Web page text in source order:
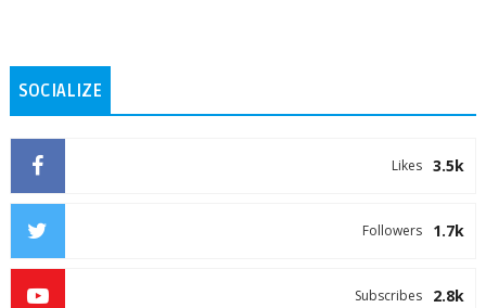
SOCIALIZE
3.5k
Likes
1.7k
Followers
2.8k
Subscribes